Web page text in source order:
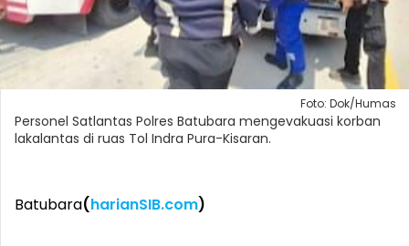
Foto: Dok/Humas
Personel Satlantas Polres Batubara mengevakuasi korban
lakalantas di ruas Tol Indra Pura-Kisaran.
Batubara(harianSIB.com)